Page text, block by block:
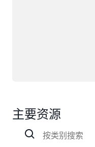
主要资源